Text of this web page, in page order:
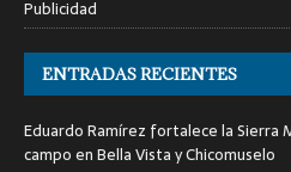
Publicidad
ENTRADAS RECIENTES
Eduardo Ramírez fortalece la Sierra
campo en Bella Vista y Chicomuselo